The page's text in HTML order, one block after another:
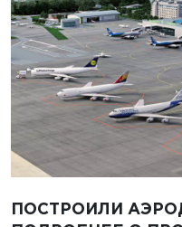
ПОСТРОИЛИ